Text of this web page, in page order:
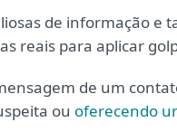
de informação
reais para aplicar
de um
ou oferecendo